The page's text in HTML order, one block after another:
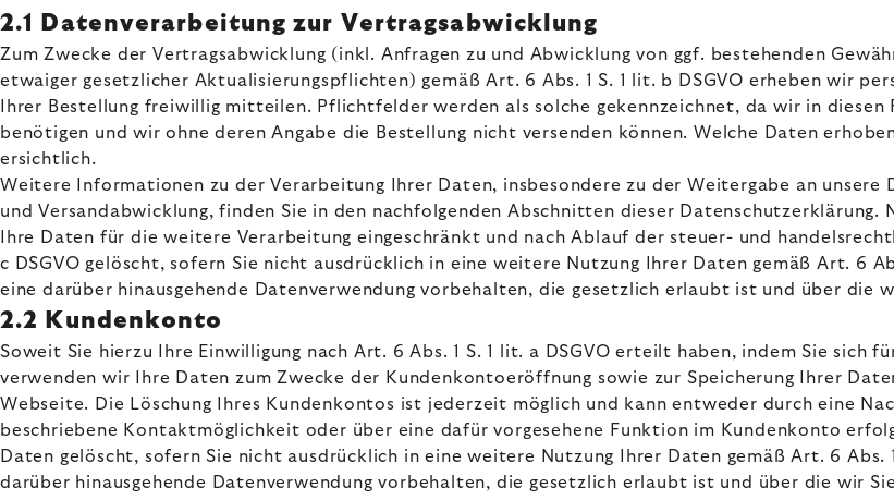
2.1 Datenverarbeitung zur Vertragsabwicklung
Zum Zwecke der Vertragsabwicklung (inkl. Anfragen zu und Abwicklung von ggf. bestehenden
etwaiger gesetzlicher Aktualisierungspflichten) gemäß Art. 6 Abs. 1 S. 1 lit. b DSGVO erheben wir
Ihrer Bestellung freiwillig mitteilen. Pflichtfelder werden als solche gekennzeichnet, da wir in
benötigen und wir ohne deren Angabe die Bestellung nicht versenden können. Welche Daten
ersichtlich.
Weitere Informationen zu der Verarbeitung Ihrer Daten, insbesondere zu der Weitergabe an unsere
und Versandabwicklung, finden Sie in den nachfolgenden Abschnitten dieser Datenschutzerklärung.
Ihre Daten für die weitere Verarbeitung eingeschränkt und nach Ablauf der steuer- und
c DSGVO gelöscht, sofern Sie nicht ausdrücklich in eine weitere Nutzung Ihrer Daten gemäß Art. 6
eine darüber hinausgehende Datenverwendung vorbehalten, die gesetzlich erlaubt ist und über die
2.2 Kundenkonto
Soweit Sie hierzu Ihre Einwilligung nach Art. 6 Abs. 1 S. 1 lit. a DSGVO erteilt haben, indem Sie sich
verwenden wir Ihre Daten zum Zwecke der Kundenkontoeröffnung sowie zur Speicherung Ihrer
Webseite. Die Löschung Ihres Kundenkontos ist jederzeit möglich und kann entweder durch eine
beschriebene Kontaktmöglichkeit oder über eine dafür vorgesehene Funktion im Kundenkonto
Daten gelöscht, sofern Sie nicht ausdrücklich in eine weitere Nutzung Ihrer Daten gemäß Art. 6 Abs.
darüber hinausgehende Datenverwendung vorbehalten, die gesetzlich erlaubt ist und über die wir